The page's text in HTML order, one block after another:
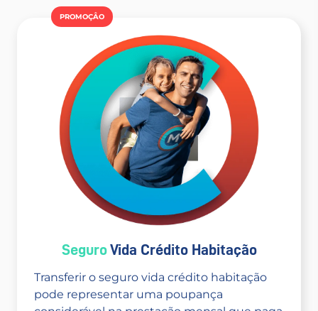
PROMOÇÂO
SeguroVida Crédito Habitação
Transferir o seguro vida crédito habitação
pode representar uma poupança